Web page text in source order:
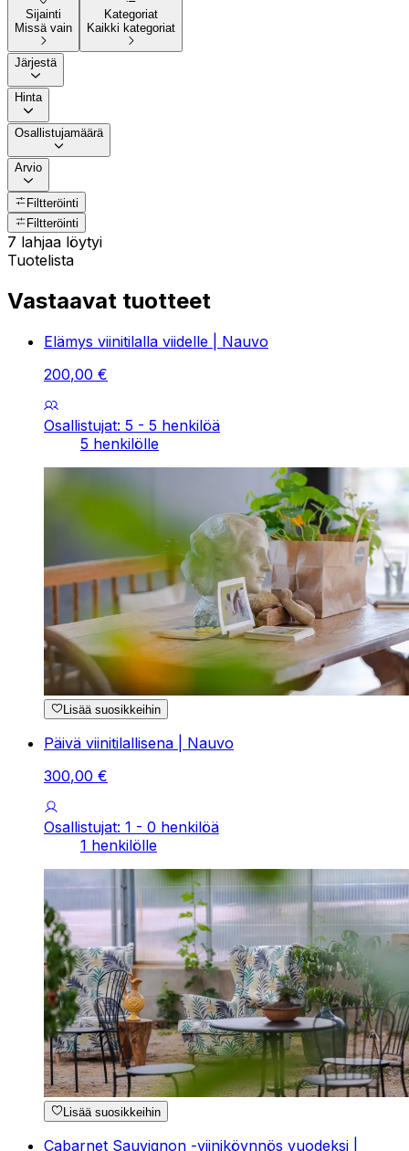
Sijainti
Missä vain
Kategoriat
Kaikki kategoriat
Järjestä
Hinta
Osallistujamäärä
Arvio
Filtteröinti
Filtteröinti
7 lahjaa löytyi
Tuotelista
Vastaavat tuotteet
Elämys viinitilalla viidelle | Nauvo
200,00 €
Osallistujat: 5 - 5 henkilöä
5 henkilölle
Lisää suosikkeihin
Päivä viinitilallisena | Nauvo
300,00 €
Osallistujat: 1 - 0 henkilöä
1 henkilölle
Lisää suosikkeihin
Cabarnet Sauvignon -viiniköynnös vuodeksi |